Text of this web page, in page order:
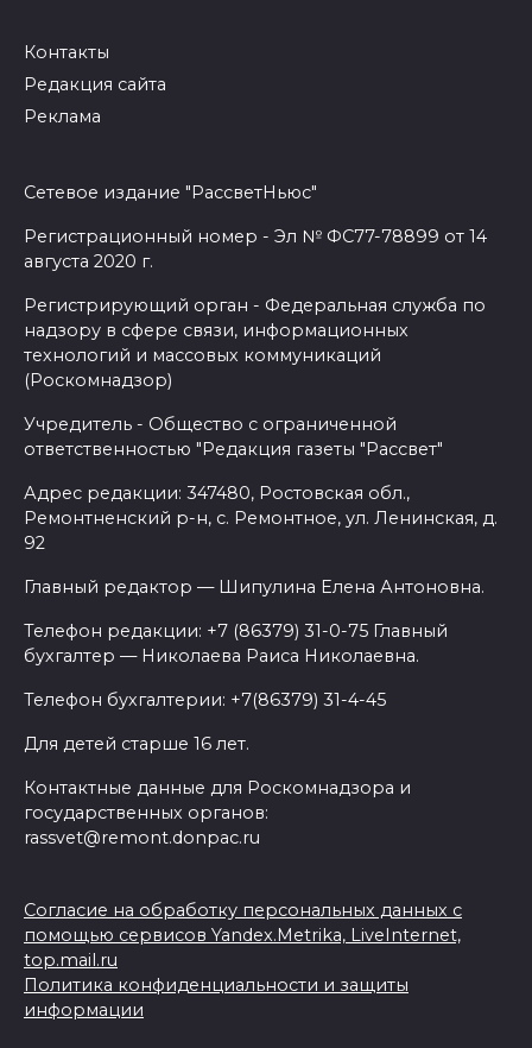
Контакты
Редакция сайта
Реклама
Сетевое издание "РассветНьюс"
Регистрационный номер - Эл № ФС77-78899 от 14
августа 2020 г.
Регистрирующий орган - Федеральная служба по
надзору в сфере связи, информационных
технологий и массовых коммуникаций
(Роскомнадзор)
Учредитель - Общество с ограниченной
ответственностью "Редакция газеты "Рассвет"
Адрес редакции: 347480, Ростовская обл.,
Ремонтненский р-н, с. Ремонтное, ул. Ленинская, д.
92
Главный редактор — Шипулина Елена Антоновна.
Телефон редакции: +7 (86379) 31-0-75 Главный
бухгалтер — Николаева Раиса Николаевна.
Телефон бухгалтерии: +7(86379) 31-4-45
Для детей старше 16 лет.
Контактные данные для Роскомнадзора и
государственных органов:
rassvet@remont.donpac.ru
Согласие на обработку персональных данных с
помощью сервисов Yandex.Metrika, LiveInternet,
top.mail.ru
Политика конфиденциальности и защиты
информации